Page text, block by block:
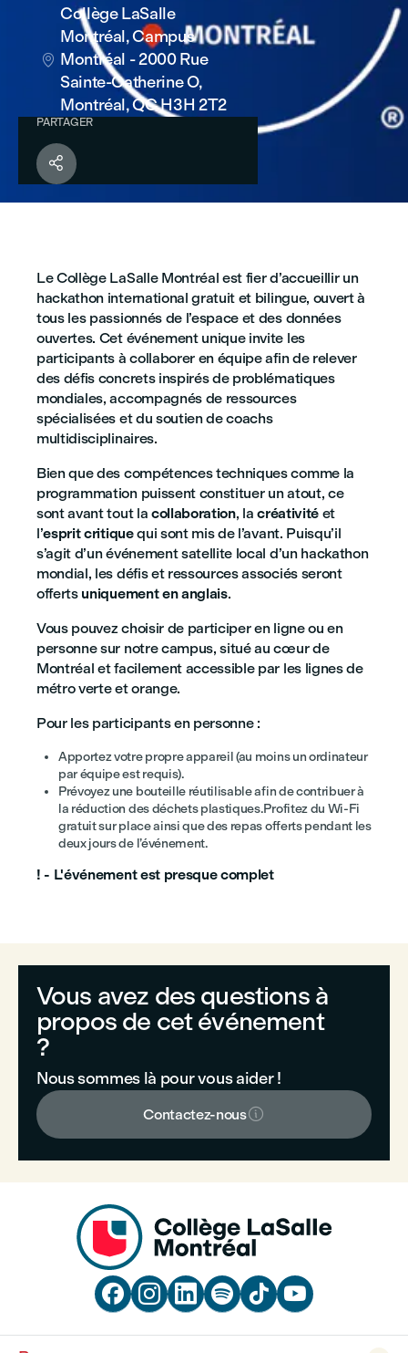

Collège LaSalle
Montréal, Campus
Montréal - 2000 Rue
Sainte-Catherine O,
Montréal, QC H3H 2T2
PARTAGER

Le Collège LaSalle Montréal est fier d’accueillir un
hackathon international gratuit et bilingue, ouvert à
tous les passionnés de l’espace et des données
ouvertes. Cet événement unique invite les
participants à collaborer en équipe afin de relever
des défis concrets inspirés de problématiques
mondiales, accompagnés de ressources
spécialisées et du soutien de coachs
multidisciplinaires.
Bien que des compétences techniques comme la
programmation puissent constituer un atout, ce
sont avant tout la collaboration, lacréativité et
l’esprit critiquequi sont mis de l’avant. Puisqu’il
s’agit d’un événement satellite local d’un hackathon
mondial, les défis et ressources associés seront
offerts uniquement en anglais.
Vous pouvez choisir de participer en ligne ou en
personne sur notre campus, situé au cœur de
Montréal et facilement accessible par les lignes de
métro verte et orange.
Pour les participants en personne :
Apportez votre propre appareil (au moins un ordinateur
par équipe est requis).
Prévoyez une bouteille réutilisable afin de contribuer à
la réduction des déchets plastiques.Profitez du Wi-Fi
gratuit sur place ainsi que des repas offerts pendant les
deux jours de l’événement.
! - L'événement est presque complet
Vous avez des questions à
propos de cet événement
?
Nous sommes là pour vous aider !
Contactez-nous
     